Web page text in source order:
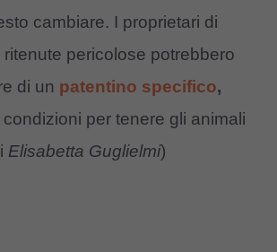
cambiare. I proprietari di
pericolose potrebbero
di un patentino specifico,
per tenere gli animali
Elisabetta Guglielmi)